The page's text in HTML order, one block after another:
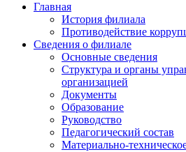
Главная
История филиала
Противодействие
Сведения о филиале
Основные сведения
Структура и органы
организацией
Документы
Образование
Руководство
Педагогический состав
Материально-